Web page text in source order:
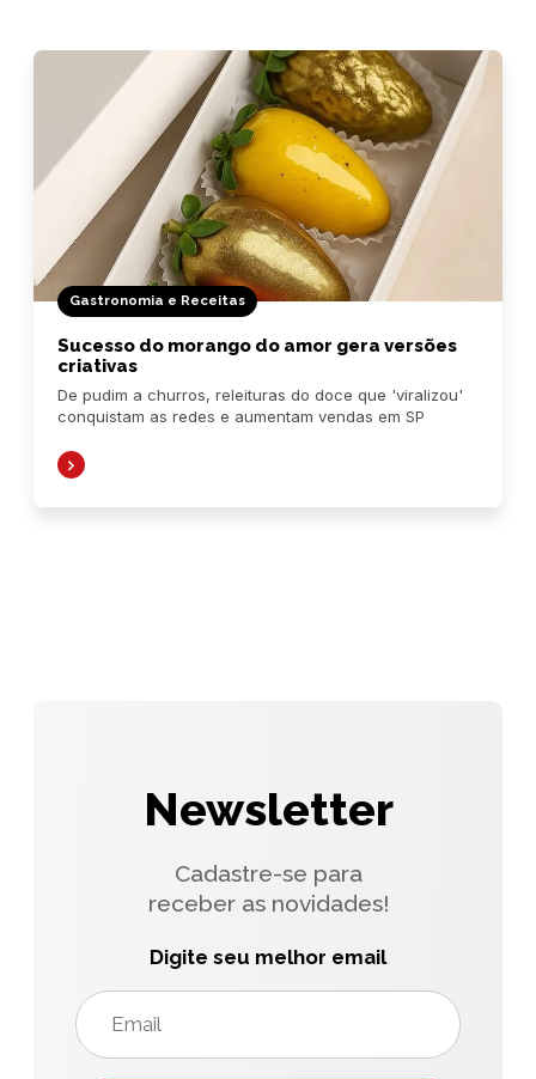
Gastronomia e Receitas
Sucesso do morango do amor gera versões
criativas
De pudim a churros, releituras do doce que 'viralizou'
conquistam as redes e aumentam vendas em SP
Newsletter
Cadastre-se para
receber as novidades!
Digite seu melhor email